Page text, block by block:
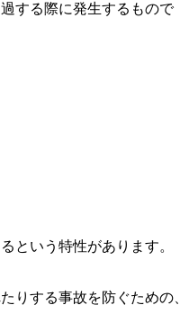
する際に発生するもので
という特性があります。
りする事故を防ぐための、